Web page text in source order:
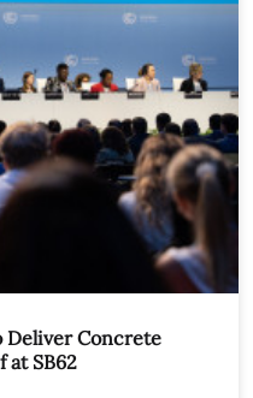
Deliver Concrete
at SB62